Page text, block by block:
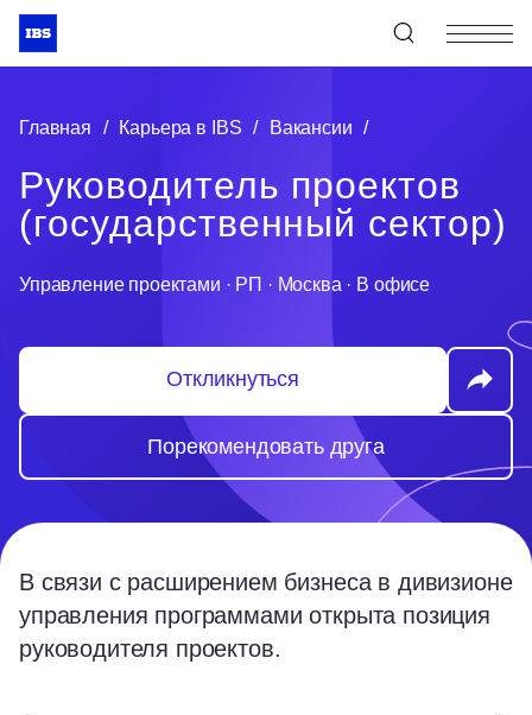
+7 (495) 967-80-80
Главная / Карьера в IBS / Вакансии /
Руководитель проектов
(государственный сектор)
Управление проектами · РП · Москва · В офисе
Откликнуться
Порекомендовать друга
В связи с расширением бизнеса в дивизионе
управления программами открыта позиция
руководителя проектов.